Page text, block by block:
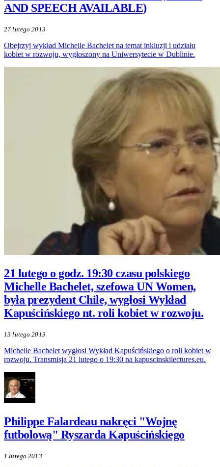
AND SPEECH AVAILABLE)
27 lutego 2013
Obejrzyj wykład Michelle Bachelet na temat inkluzji i udziału
kobiet w rozwoju, wygłoszony na Uniwersytecie w Dublinie.
21 lutego o godz. 19:30 czasu polskiego
Michelle Bachelet, szefowa UN Women,
była prezydent Chile, wygłosi Wykład
Kapuścińskiego nt. roli kobiet w rozwoju.
13 lutego 2013
Michelle Bachelet wygłosi Wykład Kapuścińskiego o roli kobiet w
rozwoju. Transmisja 21 lutego o 19:30 na kapuscinskilectures.eu.
Philippe Falardeau nakręci "Wojnę
futbolową" Ryszarda Kapuścińskiego
1 lutego 2013